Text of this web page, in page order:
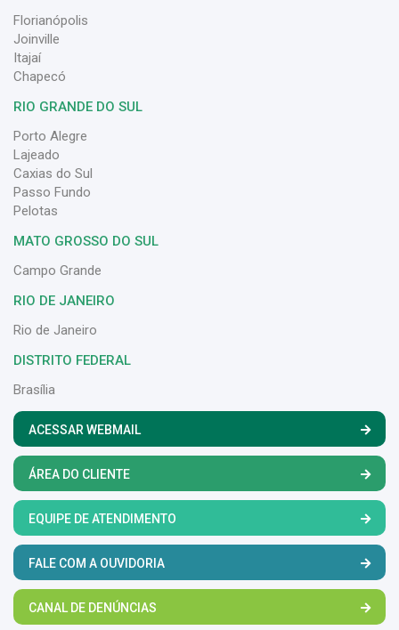
Florianópolis
Joinville
Itajaí
Chapecó
RIO GRANDE DO SUL
Porto Alegre
Lajeado
Caxias do Sul
Passo Fundo
Pelotas
MATO GROSSO DO SUL
Campo Grande
RIO DE JANEIRO
Rio de Janeiro
DISTRITO FEDERAL
Brasília
ACESSAR WEBMAIL
ÁREA DO CLIENTE
EQUIPE DE ATENDIMENTO
FALE COM A OUVIDORIA
CANAL DE DENÚNCIAS